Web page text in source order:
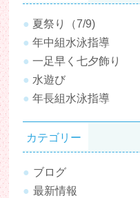
夏祭り（7/9)
年中組水泳指導
一足早く七夕飾り
水遊び
年長組水泳指導
カテゴリー
ブログ
最新情報